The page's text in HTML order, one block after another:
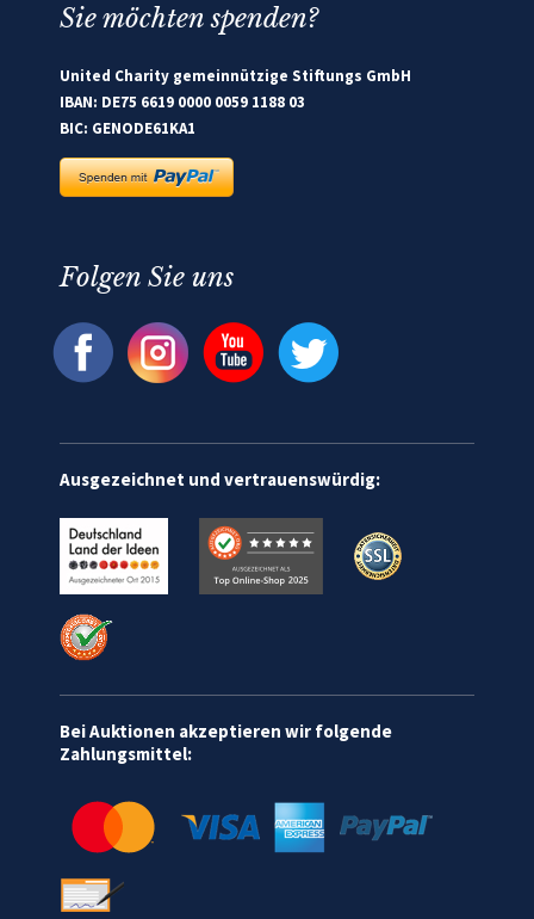
Sie möchten spenden?
United Charity gemeinnützige Stiftungs GmbH
IBAN: DE75 6619 0000 0059 1188 03
BIC: GENODE61KA1
Folgen Sie uns
Ausgezeichnet und vertrauenswürdig:
Bei Auktionen akzeptieren wir folgende
Zahlungsmittel: